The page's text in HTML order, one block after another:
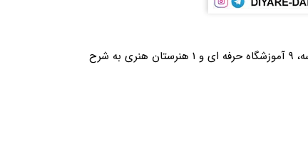
دانشگاه نجم الدین اربکان ترکیه دارای 20 دانشکده، 4 موسسه، 1 مدرسه، 9 آموزشگاه حرفه ای و 1 هنرستان هنری به شرح